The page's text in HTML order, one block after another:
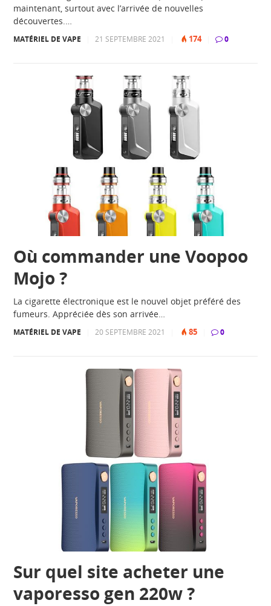
maintenant, surtout avec l’arrivée de nouvelles
découvertes.…
MATÉRIEL DE VAPE 21 SEPTEMBRE 2021 174 0
Où commander une Voopoo
Mojo ?
La cigarette électronique est le nouvel objet préféré des
fumeurs. Appréciée dès son arrivée…
MATÉRIEL DE VAPE 20 SEPTEMBRE 2021 85 0
Sur quel site acheter une
vaporesso gen 220w ?